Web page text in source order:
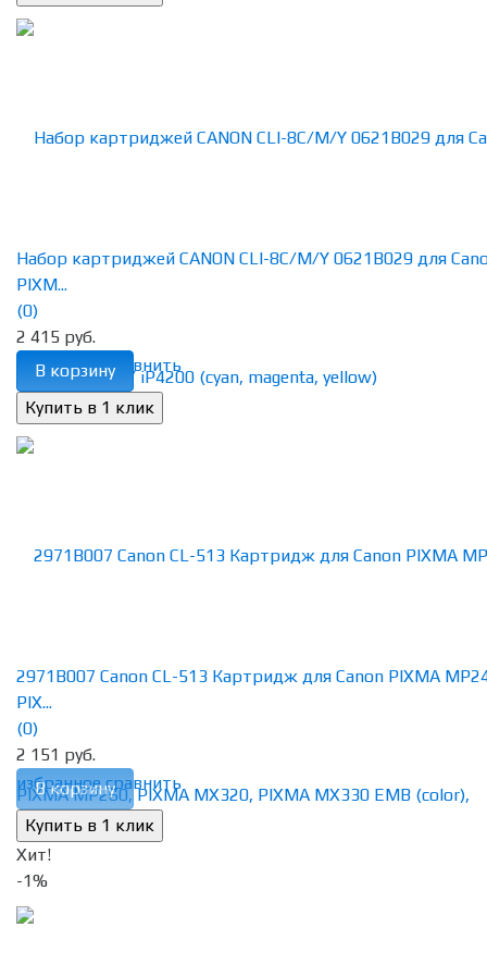
избранное сравнить
Набор картриджей CANON CLI-8C/M/Y 0621B029 для
PIXM...
(0)
2 415 руб.
В корзину
избранное сравнить
2971B007 Canon CL-513 Картридж для Canon PIXMA
PIX...
(0)
2 151 руб.
В корзину
Хит!
-1%